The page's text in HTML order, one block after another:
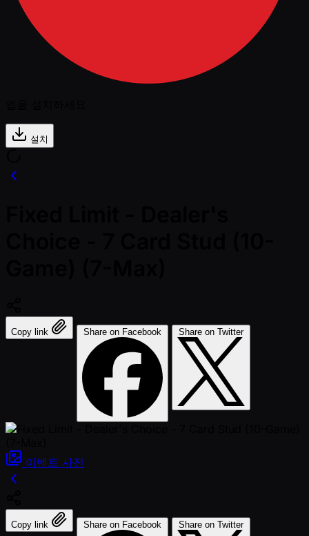
설치
Copy link Share on Facebook Share on Twitter
이벤트 사진
Copy link Share on Facebook Share on Twitter